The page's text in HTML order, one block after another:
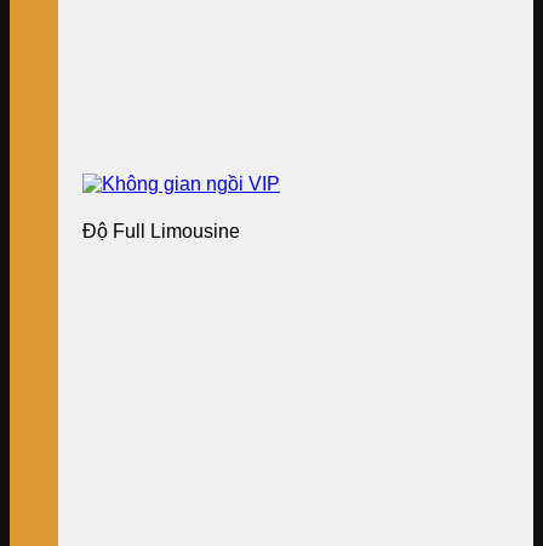
Độ Full Limousine